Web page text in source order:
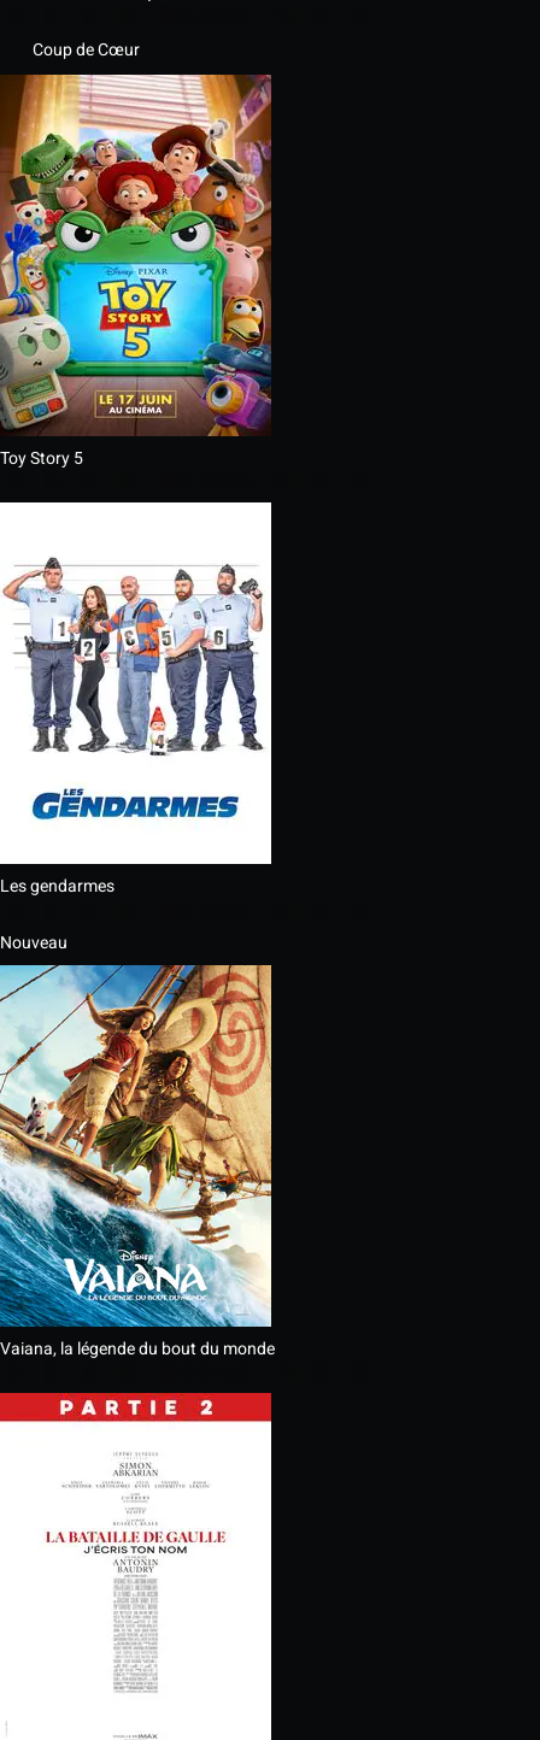
Coup de Cœur
Toy Story 5
Les gendarmes
Nouveau
Vaiana, la légende du bout du monde